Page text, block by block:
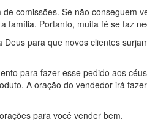
comissões. Se não conseguem
família. Portanto, muita fé se faz
Deus para que novos clientes
para fazer esse pedido aos
A oração do vendedor irá
para você vender bem.